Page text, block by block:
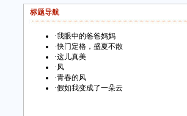
标题导航
·我眼中的爸爸妈妈
·快门定格，盛夏不散
·这儿真美
·风
·青春的风
·假如我变成了一朵云